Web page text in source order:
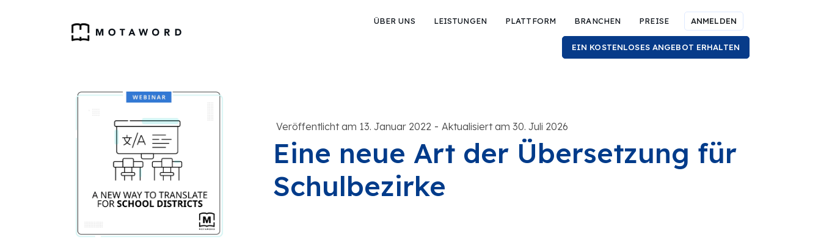
ÜBER UNS LEISTUNGEN PLATTFORM BRANCHEN PREISE ANMELDEN
EIN KOSTENLOSES ANGEBOT ERHALTEN
Veröffentlicht am 13. Januar 2022 - Aktualisiert am 30. Juli 2026
Eine neue Art der Übersetzung für
Schulbezirke